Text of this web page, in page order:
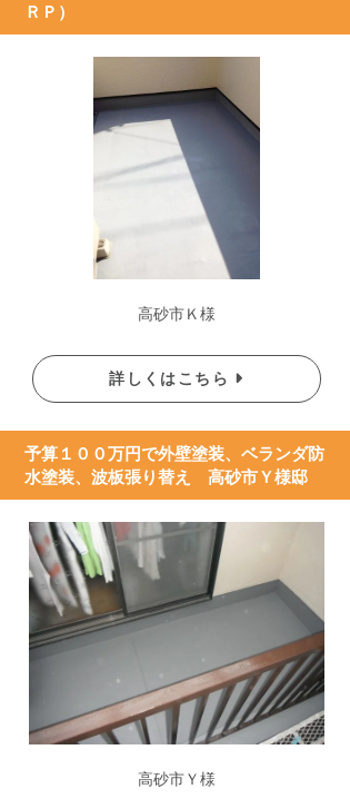
ＲＰ）
高砂市Ｋ様
詳しくはこちら
予算１００万円で外壁塗装、ベランダ防
水塗装、波板張り替え 高砂市Ｙ様邸
高砂市Ｙ様